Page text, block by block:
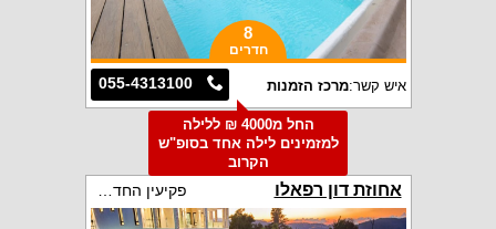
8
חדרים
055-4313100 איש קשר:מרכז הזמנות
החל מ4000 ₪ ללילה
למזמינים לילה אחד בסופ"ש
הקרוב
אחוזת דון רפאלו